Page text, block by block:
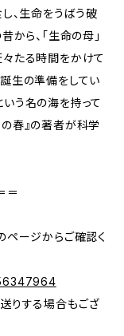
、生命をうばう破
ら、「生命の母」
たる時間をかけて
生の準備をしてい
う名の海を持って
春』の著者が科学
＝
ページからご確認く
りする場合もござ